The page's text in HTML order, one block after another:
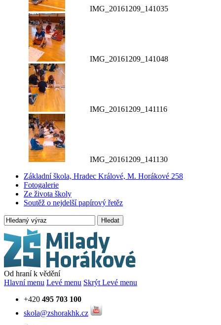
IMG_20161209_141035
IMG_20161209_141048
IMG_20161209_141116
IMG_20161209_141130
Základní škola, Hradec Králové, M. Horákové 258
Fotogalerie
Ze života školy
Soutěž o nejdelší papírový řetěz
Hledat
Od hraní k vědění
Hlavní menu Levé menu Skrýt Levé menu
+420 495 703 100
skola@zshorakhk.cz